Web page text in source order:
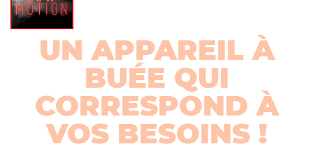
UN APPAREIL À
BUÉE QUI
CORRESPOND À
VOS BESOINS !